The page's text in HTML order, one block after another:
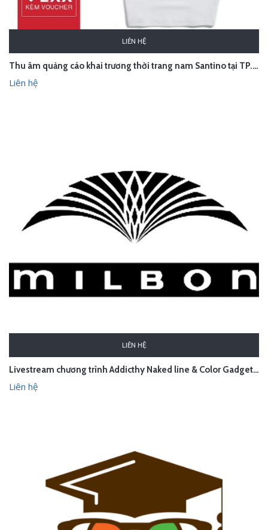
LIÊN HỆ
Thu âm quảng cáo khai trương thời trang nam Santino tại TP. Thanh Hóa
Liên hệ
LIÊN HỆ
Livestream chương trình Addicthy Naked line & Color Gadget shampoo Launching Seminar
Liên hệ